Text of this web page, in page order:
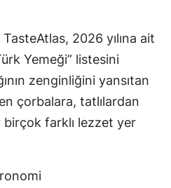
2026 yılına ait
Yemeği” listesini
zenginliğini yansıtan
çorbalara, tatlılardan
farklı lezzet yer